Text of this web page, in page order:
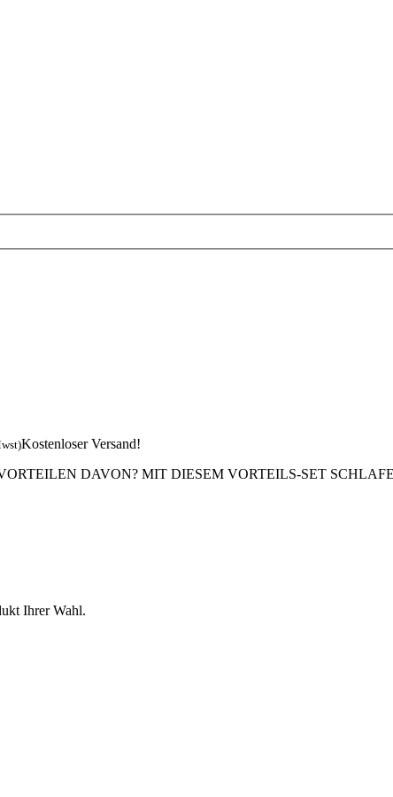
Kostenloser Versand!
DAVON? MIT DIESEM VORTEILS-SET
Ihrer Wahl.